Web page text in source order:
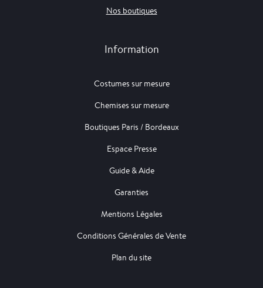
Nos boutiques
Information
Costumes sur mesure
Chemises sur mesure
Boutiques Paris / Bordeaux
Espace Presse
Guide & Aide
Garanties
Mentions Légales
Conditions Générales de Vente
Plan du site